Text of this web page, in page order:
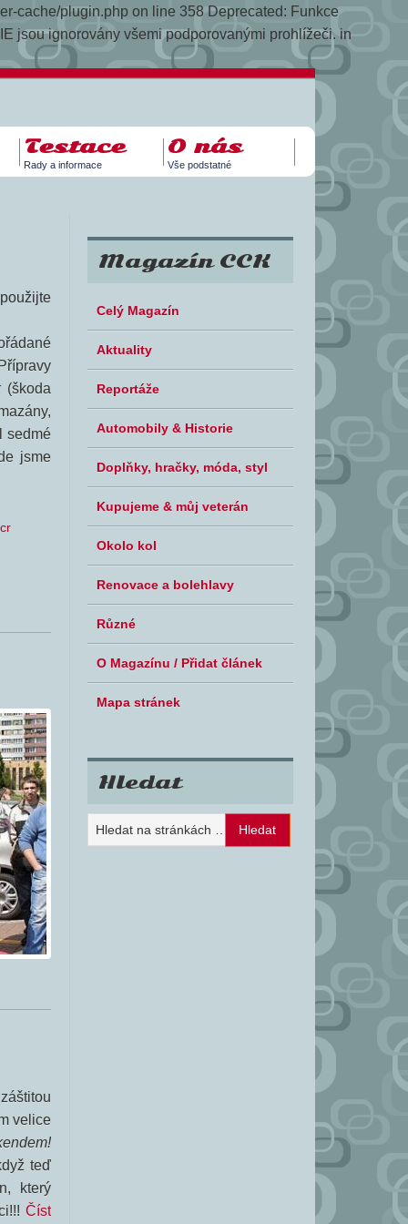
cache/plugin.php on line 358 Deprecated: Funkce
jsou ignorovány všemi podporovanými prohlížeči. in
Testace
Rady a informace
O nás
Vše podstatné
(škoda
sedmé
jsme
velice
teď
který
Číst
Magazín CCK
Celý Magazín
Aktuality
Reportáže
Automobily & Historie
Doplňky, hračky, móda, styl
Kupujeme & můj veterán
Okolo kol
Renovace a bolehlavy
Různé
O Magazínu / Přidat článek
Mapa stránek
Hledat